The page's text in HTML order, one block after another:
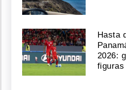
Hasta
2026: